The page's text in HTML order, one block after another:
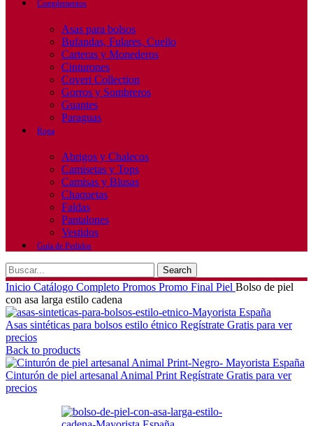
Complementos
Asas para bolsos
Bufandas, Fulares, Cuello
Carteras y Monederos
Cinturones
Coveri Collection
Gorros y Sombreros
Guantes
Paraguas
Ropa
Abrigos y Chalecos
Camisetas y Tops
Camisas y Blusas
Chaquetas
Faldas
Pantalones
Vestidos
Guía de Pedidos
Search
Inicio Catálogo Completo Promos Promo Final Piel Bolso de piel
con asa larga estilo cadena
Asas sintéticas para bolsos estilo étnico Regístrate Gratis para ver
precios
Back to products
Cinturón de piel artesanal Animal Print Regístrate Gratis para ver
precios